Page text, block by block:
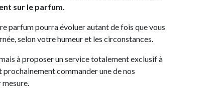
sur le parfum
parfum pourra évoluer autant de fois que vous
selon votre humeur et les circonstances.
à proposer un service totalement exclusif à
commander une de nos